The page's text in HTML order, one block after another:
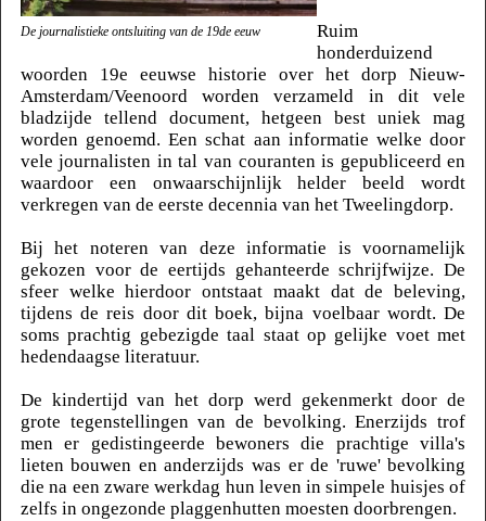
De journalistieke ontsluiting van de 19de eeuw
Ruim
honderduizend
woorden 19e eeuwse historie over het dorp Nieuw-
Amsterdam/Veenoord worden verzameld in dit vele
bladzijde tellend document, hetgeen best uniek mag
worden genoemd.Een schat aan informatie welke door
vele journalisten in tal van couranten is gepubliceerd en
waardoor een onwaarschijnlijk helder beeld wordt
verkregen van de eerste decennia van het Tweelingdorp.
Bij het noteren van deze informatie is voornamelijk
gekozen voor de eertijds gehanteerde schrijfwijze. De
sfeer welke hierdoor ontstaat maakt dat de beleving,
tijdens de reis door dit boek, bijna voelbaar wordt. De
soms prachtig gebezigde taal staat op gelijke voet met
hedendaagse literatuur.
De kindertijd van het dorp werd gekenmerkt door de
grote tegenstellingen van de bevolking. Enerzijds trof
men er gedistingeerde bewoners die prachtige villa's
lieten bouwen en anderzijds was er de 'ruwe' bevolking
die na een zware werkdag hun leven in simpele huisjes of
zelfs in ongezonde plaggenhutten moesten doorbrengen.